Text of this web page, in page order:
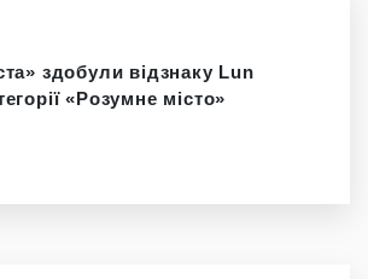
здобули відзнаку Lun
«Розумне місто»